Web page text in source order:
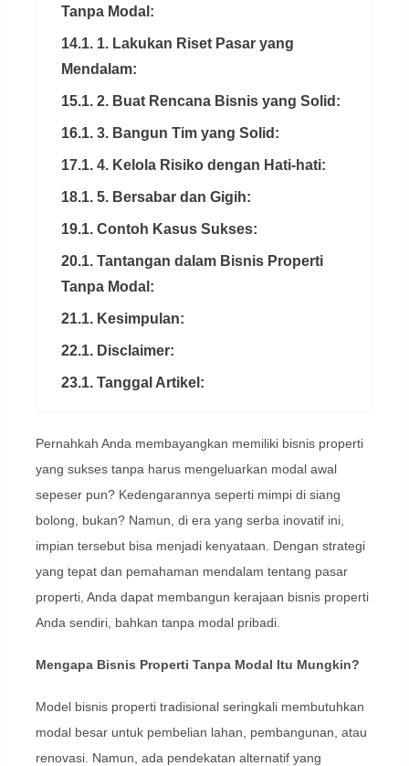
Tanpa Modal:
14.1. 1. Lakukan Riset Pasar yang
Mendalam:
15.1. 2. Buat Rencana Bisnis yang Solid:
16.1. 3. Bangun Tim yang Solid:
17.1. 4. Kelola Risiko dengan Hati-hati:
18.1. 5. Bersabar dan Gigih:
19.1. Contoh Kasus Sukses:
20.1. Tantangan dalam Bisnis Properti
Tanpa Modal:
21.1. Kesimpulan:
22.1. Disclaimer:
23.1. Tanggal Artikel:
Pernahkah Anda membayangkan memiliki bisnis properti
yang sukses tanpa harus mengeluarkan modal awal
sepeser pun? Kedengarannya seperti mimpi di siang
bolong, bukan? Namun, di era yang serba inovatif ini,
impian tersebut bisa menjadi kenyataan. Dengan strategi
yang tepat dan pemahaman mendalam tentang pasar
properti, Anda dapat membangun kerajaan bisnis properti
Anda sendiri, bahkan tanpa modal pribadi.
Mengapa Bisnis Properti Tanpa Modal Itu Mungkin?
Model bisnis properti tradisional seringkali membutuhkan
modal besar untuk pembelian lahan, pembangunan, atau
renovasi. Namun, ada pendekatan alternatif yang